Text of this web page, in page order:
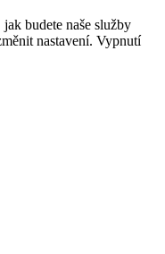
budete naše služby
nastavení. Vypnutí